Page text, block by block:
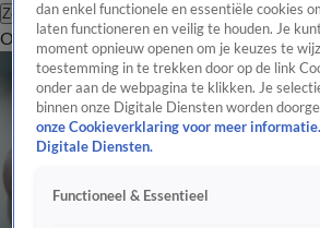
Zoeken
OverzichtRegioUitzendingenWeerTip de
dan enkel functionele en essentiële cookies
laten functioneren en veilig te houden. Je
moment opnieuw openen om je keuzes te
toestemming in te trekken door op de link
onder aan de webpagina te klikken. Je
binnen onze Digitale Diensten worden
onze Cookieverklaring voor meer informatie.
Digitale Diensten.
Functioneel & Essentieel